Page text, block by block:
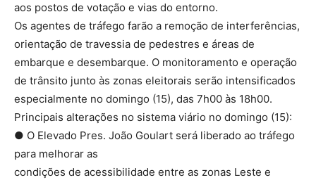
aos postos de votação e vias do entorno.
Os agentes de tráfego farão a remoção de interferências,
orientação de travessia de pedestres e áreas de
embarque e desembarque. O monitoramento e operação
de trânsito junto às zonas eleitorais serão intensificados
especialmente no domingo (15), das 7h00 às 18h00.
Principais alterações no sistema viário no domingo (15):
● O Elevado Pres. João Goulart será liberado ao tráfego
para melhorar as
condições de acessibilidade entre as zonas Leste e